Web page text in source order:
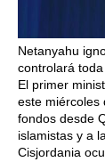
Netanyahu
controlará
El primer
este miércoles
fondos desde
islamistas y a
Cisjordania